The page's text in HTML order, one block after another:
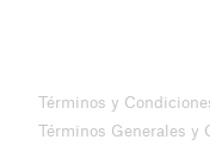
Términos y
Términos Generales y